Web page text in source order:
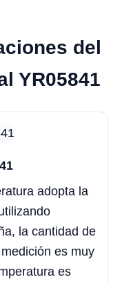
del
YR05841
adopta la
la cantidad de
es muy
es